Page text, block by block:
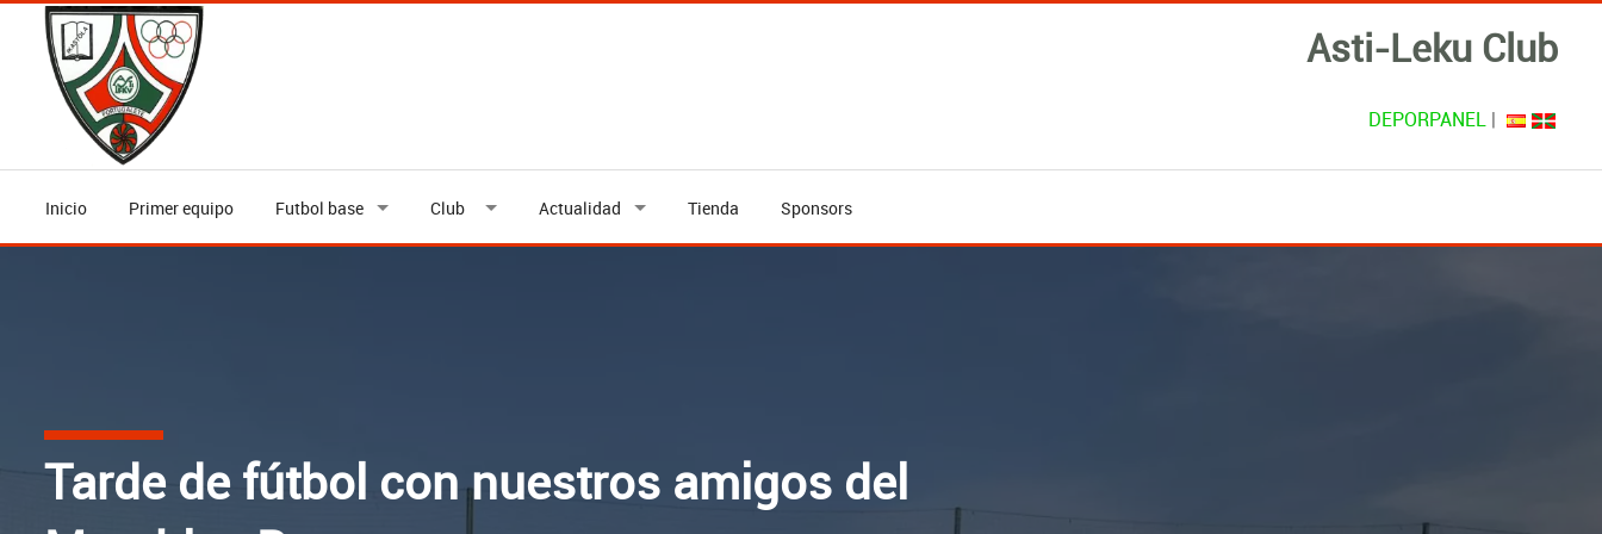
Asti-Leku Club
DEPORPANEL |
Inicio Primer equipo Futbol base Club Actualidad Tienda Sponsors
Cerramos la 25-26 en Asturias
Tarde de fútbol con nuestros amigos del
El partido frente al Mumbles Rangers